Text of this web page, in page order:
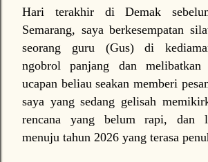
Hari terakhir di Demak
Semarang, saya berkesempatan
seorang guru (Gus) di
ngobrol panjang dan melibatkan
ucapan beliau seakan memberi
saya yang sedang gelisah
rencana yang belum rapi, dan
menuju tahun 2026 yang terasa